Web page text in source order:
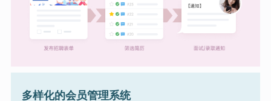
多样化的会员管理系统